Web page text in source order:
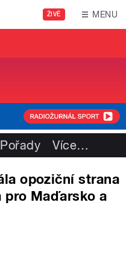
ŽIVĚ MENU
Pořady Více…
opoziční strana
pro Maďarsko a